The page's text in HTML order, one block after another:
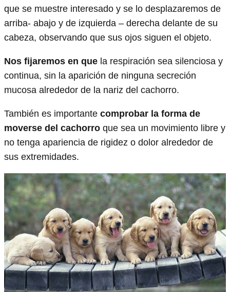
que se muestre interesado y se lo desplazaremos de
arriba- abajo y de izquierda – derecha delante de su
cabeza, observando que sus ojos siguen el objeto.
Nos fijaremos en que la respiración sea silenciosa y
continua, sin la aparición de ninguna secreción
mucosa alrededor de la nariz del cachorro.
También es importante comprobar la forma de
moverse del cachorro que sea un movimiento libre y
no tenga apariencia de rigidez o dolor alrededor de
sus extremidades.